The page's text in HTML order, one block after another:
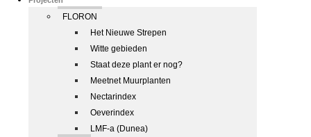
FLORON
Het Nieuwe Strepen
Witte gebieden
Staat deze plant er nog?
Meetnet Muurplanten
Nectarindex
Oeverindex
LMF-a (Dunea)